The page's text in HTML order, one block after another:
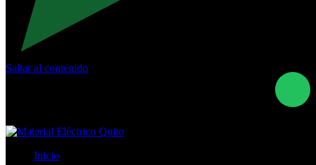
Saltar al contenido
Inicio